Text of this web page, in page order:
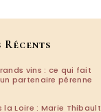
vins : ce qui fait
partenaire pérenne
la Loire : Marie Thibault